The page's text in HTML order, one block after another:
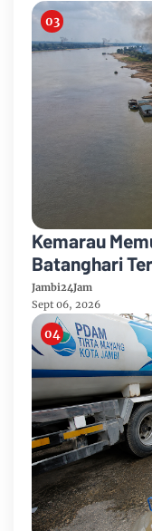
Kemarau
Batanghari
Hadapi
Karhutla
Jambi24Jam
Sept 06, 2026